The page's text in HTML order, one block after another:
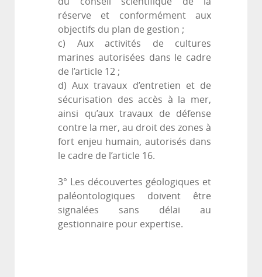
réserve et conformément aux
objectifs du plan de gestion ;
c) Aux activités de cultures
marines autorisées dans le cadre
de l’article 12 ;
d) Aux travaux d’entretien et de
sécurisation des accès à la mer,
ainsi qu’aux travaux de défense
contre la mer, au droit des zones à
fort enjeu humain, autorisés dans
le cadre de l’article 16.
3° Les découvertes géologiques et
paléontologiques doivent être
signalées sans délai au
gestionnaire pour expertise.